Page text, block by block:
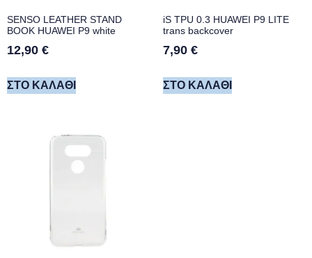
SENSO LEATHER STAND
BOOK HUAWEI P9 white
12,90 €
ΣΤΟ ΚΑΛΆΘΙ
iS TPU 0.3 HUAWEI P9 LITE
trans backcover
7,90 €
ΣΤΟ ΚΑΛΆΘΙ